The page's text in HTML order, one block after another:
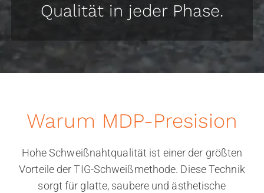
Qualität in jeder Phase.
Warum MDP-Presision
Hohe Schweißnahtqualität ist einer der größten
Vorteile der TIG-Schweißmethode. Diese Technik
sorgt für glatte, saubere und ästhetische